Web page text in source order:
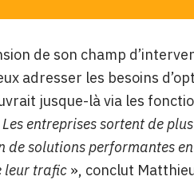
de son champ
adresser les besoins
jusque-là via les
Les entreprises sortent de
de solutions performantes
leur trafic », conclut